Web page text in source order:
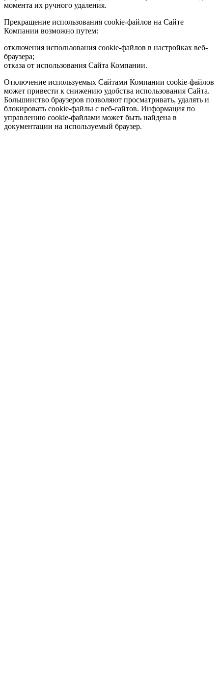
момента их ручного удаления.
Прекращение использования cookie-файлов на Сайте
Компании возможно путем:
отключения использования cookie-файлов в настройках веб-
браузера;
отказа от использования Сайта Компании.
Отключение используемых Сайтами Компании cookie-файлов
может привести к снижению удобства использования Сайта.
Большинство браузеров позволяют просматривать, удалять и
блокировать cookie-файлы c веб-сайтов. Информация по
управлению cookie-файлами может быть найдена в
документации на используемый браузер.